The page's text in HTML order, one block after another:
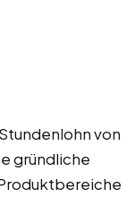
von
gründliche